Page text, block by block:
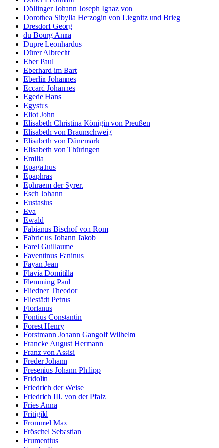
Döllinger Johann Joseph Ignaz von
Dorothea Sibylla Herzogin von Liegnitz und Brieg
Dresdorf Georg
du Bourg Anna
Dupre Leonhardus
Dürer Albrecht
Eber Paul
Eberhard im Bart
Eberlin Johannes
Eccard Johannes
Egede Hans
Egystus
Eliot John
Elisabeth Christina Königin von Preußen
Elisabeth von Braunschweig
Elisabeth von Dänemark
Elisabeth von Thüringen
Emilia
Epagathus
Epaphras
Ephraem der Syrer.
Esch Johann
Eustasius
Eva
Ewald
Fabianus Bischof von Rom
Fabricius Johann Jakob
Farel Guillaume
Faventinus Faninus
Fayan Jean
Flavia Domitilla
Flemming Paul
Fliedner Theodor
Fliestädt Petrus
Florianus
Fontius Constantin
Forest Henry
Forstmann Johann Gangolf Wilhelm
Francke August Hermann
Franz von Assisi
Freder Johann
Fresenius Johann Philipp
Fridolin
Friedrich der Weise
Friedrich III. von der Pfalz
Fries Anna
Fritigild
Frommel Max
Fröschel Sebastian
Frumentius